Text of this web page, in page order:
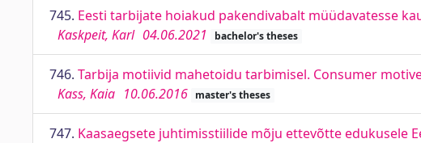
745. Eesti tarbijate hoiakud pakendivabalt müüdavatesse
Kaskpeit, Karl 04.06.2021 bachelor's theses
746. Tarbija motiivid mahetoidu tarbimisel. Consumer
Kass, Kaia 10.06.2016 master's theses
747. Kaasaegsete juhtimisstiilide mõju ettevõtte edukusele